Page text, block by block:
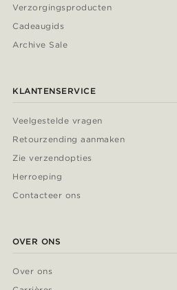
Verzorgingsproducten
Cadeaugids
Archive Sale
KLANTENSERVICE
Veelgestelde vragen
Retourzending aanmaken
Zie verzendopties
Herroeping
Contacteer ons
OVER ONS
Over ons